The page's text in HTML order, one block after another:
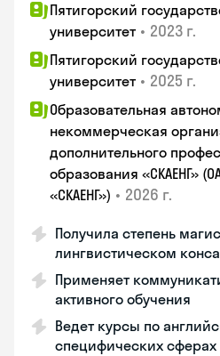
Пятигорский
университет • 2023 г.
Пятигорский
университет • 2025 г.
Образовательная
некоммерческая
дополнительного
образования «СКАЕНГ»
«СКАЕНГ») • 2026 г.
Получила степень
лингвистическом
Применяет
активного обучения
Ведет курсы по
специфических сферах